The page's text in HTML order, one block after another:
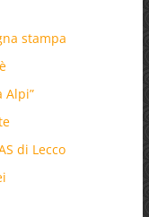
stampa
Alpi”
di Lecco